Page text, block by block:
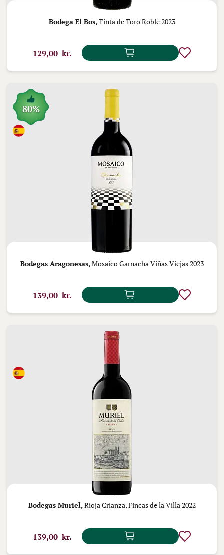
Bodega El Bos,Tinta de Toro Roble 2023
129,00 kr.
80%
Bodegas Aragonesas, Mosaico Garnacha Viñas Viejas 2023
139,00 kr.
Bodegas Muriel,Rioja Crianza, Fincas de la Villa 2022
139,00 kr.